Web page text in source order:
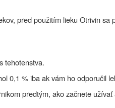
pred použitím lieku Otrivin sa
tehotenstva.
0,1 % iba ak vám ho odporučil
predtým, ako začnete užívať